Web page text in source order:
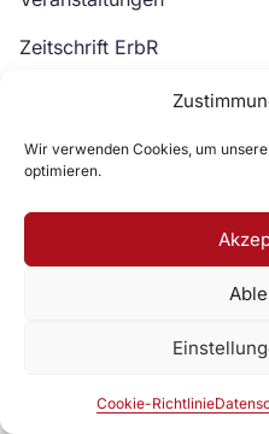
Wir verwenden Cookies, um
optimieren.
Cookie-Richtlinie
Zeitschrift ErbR
Zur